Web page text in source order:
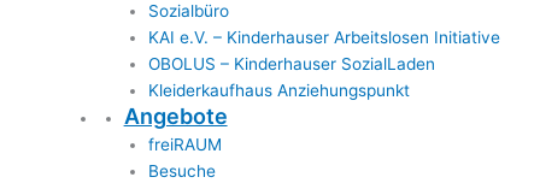
Sozialbüro
KAI e.V. – Kinderhauser Arbeitslosen Initiative
OBOLUS – Kinderhauser SozialLaden
Kleiderkaufhaus Anziehungspunkt
Angebote
freiRAUM
Besuche